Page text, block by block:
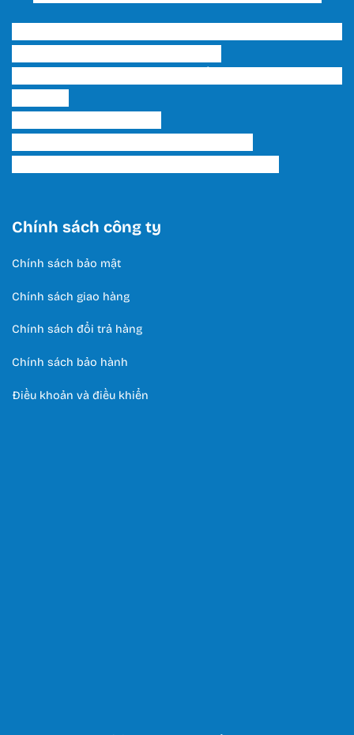
Chính sách công ty
Chính sách bảo mật
Chính sách giao hàng
Chính sách đổi trả hàng
Chính sách bảo hành
Điều khoản và điều khiển